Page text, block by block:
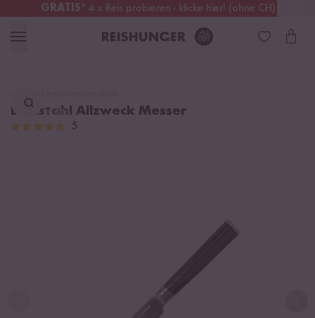
GRATIS* 4 x Reis probieren - klicke hier! (ohne CH)
Deutschland Kostenloser Versand
finden ...
Edelstahl Allzweck Messer
5